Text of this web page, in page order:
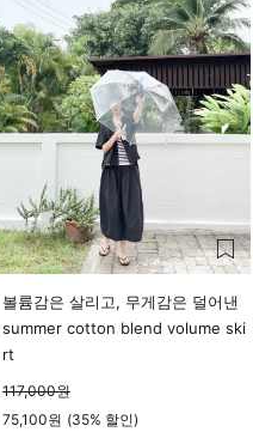
볼륨감은 살리고, 무게감은 덜어낸
summer cotton blend volume ski
rt
117,000원
75,100원 (35% 할인)